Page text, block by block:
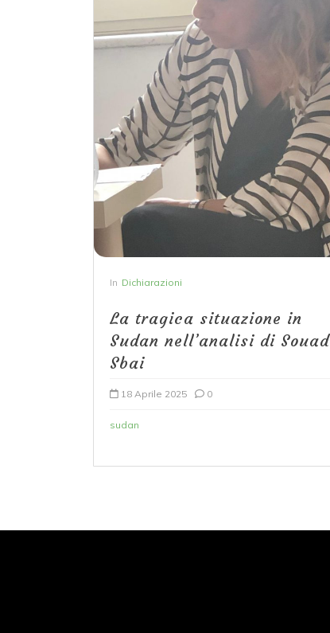
In Dichiarazioni
La tragica situazione in
Sudan nell’analisi di Souad
Sbai
18 Aprile 2025 0
sudan